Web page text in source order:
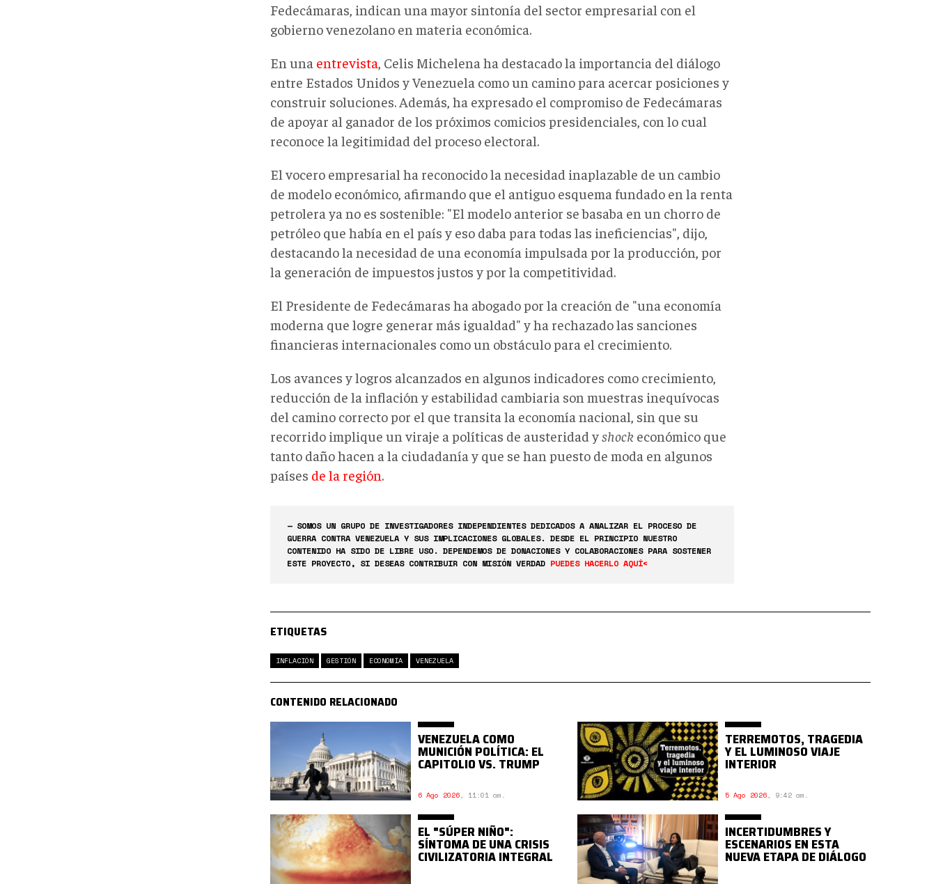
Fedecámaras, indican una mayor sintonía del sector empresarial con el
gobierno venezolano en materia económica.
En una entrevista, Celis Michelena ha destacado la importancia del diálogo
entre Estados Unidos y Venezuela como un camino para acercar posiciones y
construir soluciones. Además, ha expresado el compromiso de Fedecámaras
de apoyar al ganador de los próximos comicios presidenciales, con lo cual
reconoce la legitimidad del proceso electoral.
El vocero empresarial ha reconocido la necesidad inaplazable de un cambio
de modelo económico, afirmando que el antiguo esquema fundado en la renta
petrolera ya no es sostenible: "El modelo anterior se basaba en un chorro de
petróleo que había en el país y eso daba para todas las ineficiencias", dijo,
destacando la necesidad de una economía impulsada por la producción, por
la generación de impuestos justos y por la competitividad.
El Presidente de Fedecámaras ha abogado por la creación de "una economía
moderna que logre generar más igualdad" y ha rechazado las sanciones
financieras internacionales como un obstáculo para el crecimiento.
Los avances y logros alcanzados en algunos indicadores como crecimiento,
reducción de la inflación y estabilidad cambiaria son muestras inequívocas
del camino correcto por el que transita la economía nacional, sin que su
recorrido implique un viraje a políticas de austeridad yshock económico que
tanto daño hacen a la ciudadanía y que se han puesto de moda en algunos
países de la región.
— SOMOS UN GRUPO DE INVESTIGADORES INDEPENDIENTES DEDICADOS A ANALIZAR EL PROCESO DE
GUERRA CONTRA VENEZUELA Y SUS IMPLICACIONES GLOBALES. DESDE EL PRINCIPIO NUESTRO
CONTENIDO HA SIDO DE LIBRE USO. DEPENDEMOS DE DONACIONES Y COLABORACIONES PARA SOSTENER
ESTE PROYECTO, SI DESEAS CONTRIBUIR CON MISIÓN VERDAD PUEDES HACERLO AQUÍ<
ETIQUETAS
INFLACIÓN GESTIÓN ECONOMÍA VENEZUELA
CONTENIDO RELACIONADO
VENEZUELA COMO
MUNICIÓN POLÍTICA: EL
CAPITOLIO VS. TRUMP
6 Ago 2026, 11:01 am.
TERREMOTOS, TRAGEDIA
Y EL LUMINOSO VIAJE
INTERIOR
5 Ago 2026, 9:42 am.
EL "SÚPER NIÑO":
SÍNTOMA DE UNA CRISIS
CIVILIZATORIA INTEGRAL
INCERTIDUMBRES Y
ESCENARIOS EN ESTA
NUEVA ETAPA DE DIÁLOGO